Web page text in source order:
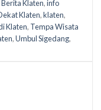
Berita Klaten,info
Klaten,klaten,
Klaten, Tempa Wisata
,Umbul Sigedang,